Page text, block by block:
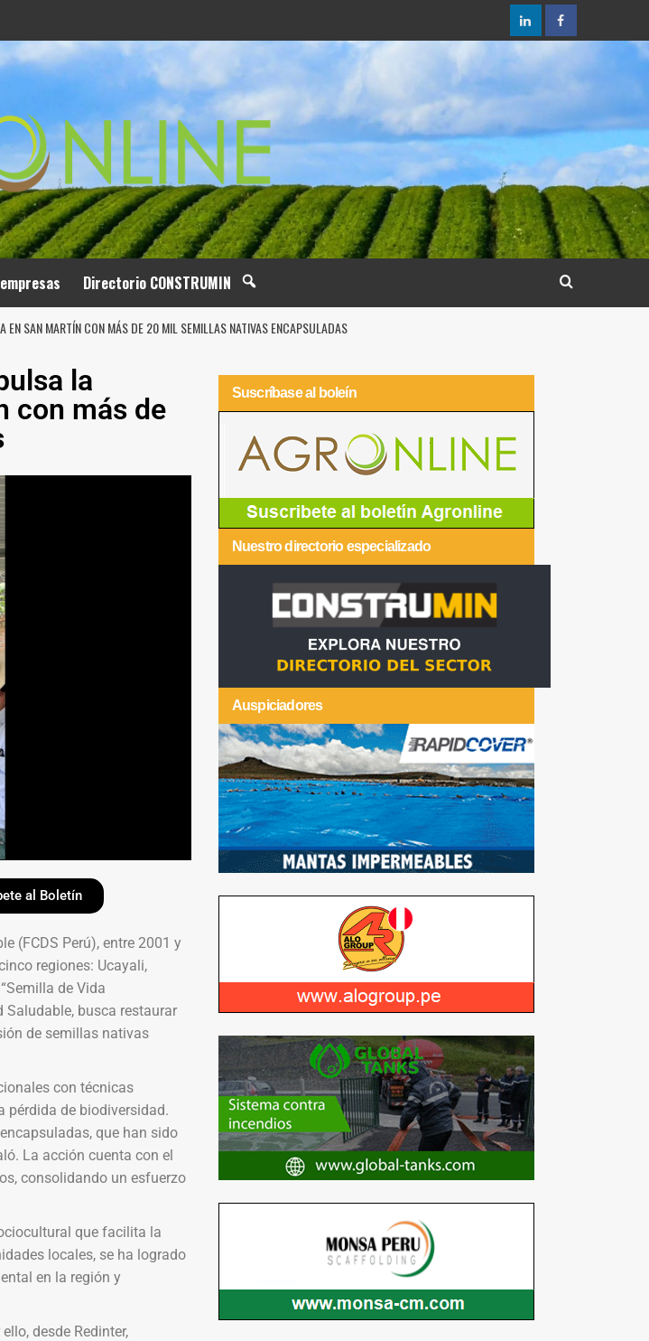
Directorio CONSTRUMIN
SAN MARTÍN CON MÁS DE 20 MIL SEMILLAS NATIVAS ENCAPSULADAS
la
con más de
al Boletín
(FCDS Perú), entre 2001 y
regiones: Ucayali,
de Vida
Saludable, busca restaurar
de semillas nativas
con técnicas
pérdida de biodiversidad.
que han sido
La acción cuenta con el
consolidando un esfuerzo
que facilita la
locales, se ha logrado
en la región y
desde Redinter,
Suscríbase al boleín
Nuestro directorio especializado
Auspiciadores